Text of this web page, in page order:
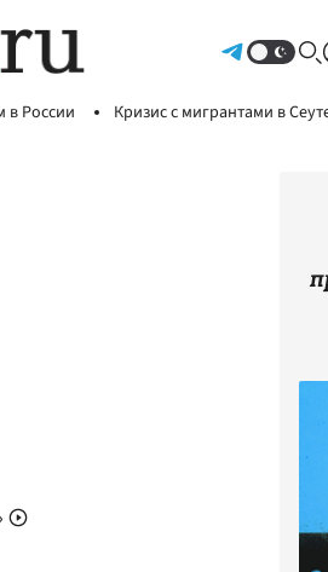
в России Кризис с мигрантами в